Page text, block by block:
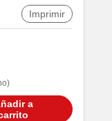
Imprimir
a